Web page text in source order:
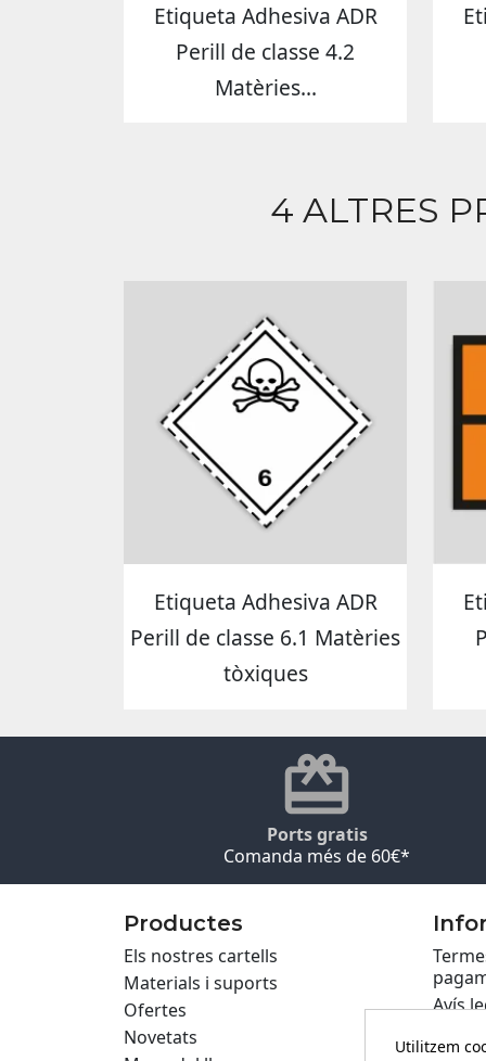
Etiqueta Adhesiva ADR
Perill de classe 4.2
Matèries...
4 ALTRES
Etiqueta Adhesiva ADR
Perill de classe 6.1 Matèries
tòxiques
Ports gratis
Comanda més de 60€*
Productes
Els nostres cartells
Materials i suports
Ofertes
Novetats
Avís
Utilitzem